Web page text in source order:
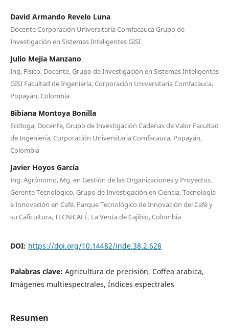
David Armando Revelo Luna
Docente Corporación Universitaria Comfacauca Grupo de
Investigación en Sistemas Inteligentes GISI
Julio Mejía Manzano
Ing. Físico, Docente, Grupo de Investigación en Sistemas Inteligentes
GISI Facultad de Ingeniería, Corporación Universitaria Comfacauca,
Popayán, Colombia
Bibiana Montoya Bonilla
Ecóloga, Docente, Grupo de Investigación Cadenas de Valor Facultad
de Ingeniería, Corporación Universitaria Comfacauca, Popayán,
Colombia
Javier Hoyos García
Ing. Agrónomo, Mg. en Gestión de las Organizaciones y Proyectos.
Gerente Tecnológico, Grupo de Investigación en Ciencia, Tecnología
e Innovación en Café. Parque Tecnológico de Innovación del Café y
su Caficultura, TECNiCAFÉ. La Venta de Cajibio, Colombia
DOI: https://doi.org/10.14482/inde.38.2.628
Palabras clave: Agricultura de precisión, Coffea arabica,
Imágenes multiespectrales, Índices espectrales
Resumen